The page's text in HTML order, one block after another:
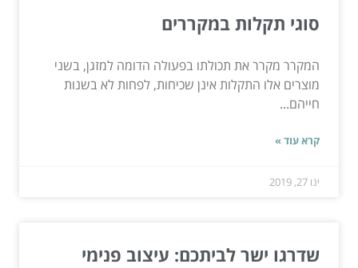
סוגי תקלות במקררים
המקרר מקרר את תכולתו בפעולה הדומה למזגן, בשני
מוצרים אלו התקלות אינן שכיחות, לפחות לא בשנות
חייהם...
קרא עוד »
ינו 27, 2019
שדרגו ישר לביתכם: עיצוב פנימי